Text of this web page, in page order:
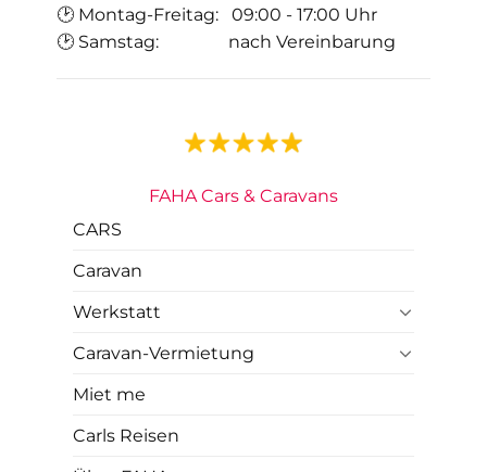
🕑 Montag-Freitag: 09:00 - 17:00 Uhr
🕑 Samstag: nach Vereinbarung
FAHA Cars & Caravans
CARS
Caravan
Werkstatt
Caravan-Vermietung
Miet me
Carls Reisen